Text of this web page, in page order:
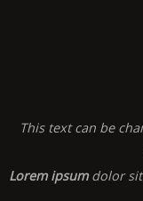
This text can be
Lorem ipsumdolor sit